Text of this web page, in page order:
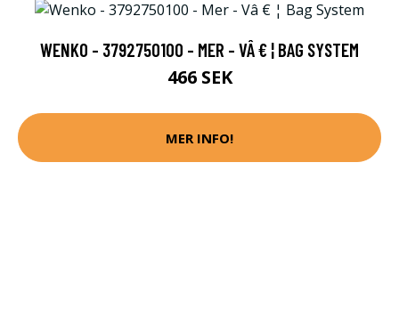
WENKO - 3792750100 - MER - VÂ € ¦ BAG SYSTEM
466 SEK
MER INFO!